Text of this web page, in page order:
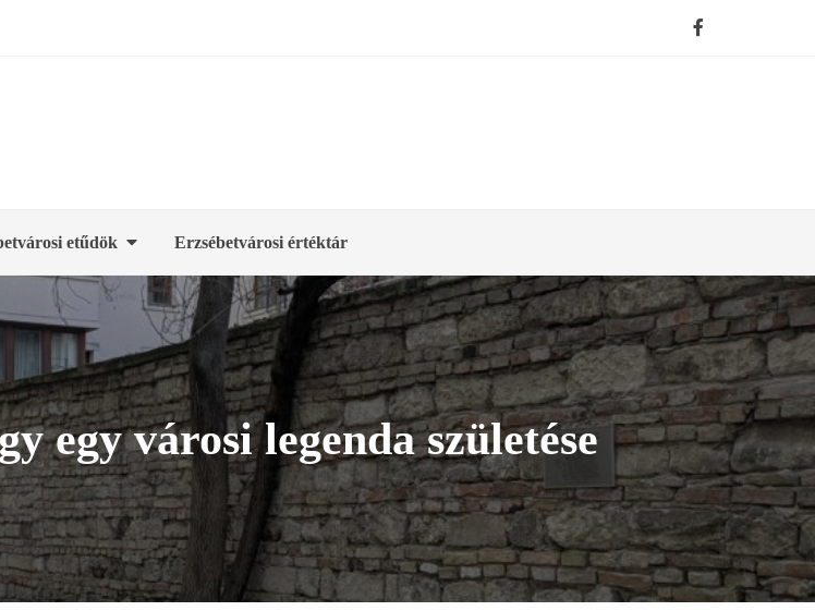
etűdök Erzsébetvárosi értéktár
egy városi legenda születése